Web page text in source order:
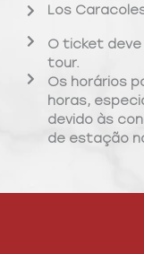
Los
O ticket deve
tour.
Os horários
horas,
devido às
de estação